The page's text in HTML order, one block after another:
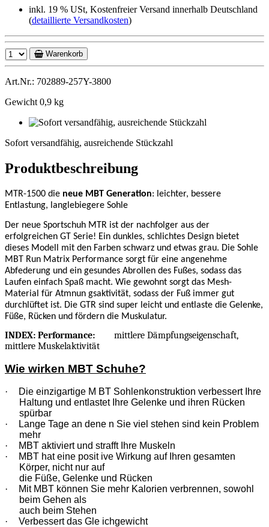
inkl. 19 % USt, Kostenfreier Versand innerhalb Deutschland
(detaillierte Versandkosten)
Warenkorb
Art.Nr.: 702889-257Y-3800
Gewicht 0,9 kg
Sofort versandfähig, ausreichende Stückzahl
Produktbeschreibung
MTR-1500 die neue MBT Generation: leichter, bessere
Entlastung, langlebiegere Sohle
Der neue Sportschuh MTR ist der nachfolger aus der
erfolgreichen GT Serie! Ein dunkles, schlichtes Design bietet
dieses Modell mit den Farben schwarz und etwas grau. Die Sohle
MBT Run Matrix Performance sorgt für eine angenehme
Abfederung und ein gesundes Abrollen des Fußes, sodass das
Laufen einfach Spaß macht. Wie gewohnt sorgt das Mesh-
Material für Atmnun gsaktivität, sodass der Fuß immer gut
durchlüftet ist. Die GTR sind super leicht und entlaste die Gelenke,
Füße, Rücken und fördern die Muskulatur.
INDEX: Performance:
mittlere Dämpfungseigenschaft,
mittlere Muskelaktivität
Wie wirken MBT Schuhe?
·
Die einzigartige M BT Sohlenkonstruktion verbessert Ihre
Haltung und entlastet Ihre Gelenke und ihren Rücken
spürbar
·
Lange Tage an dene n Sie viel stehen sind kein Problem
mehr
·
MBT aktiviert und strafft Ihre Muskeln
·
MBT hat eine posit ive Wirkung auf Ihren gesamten
Körper, nicht nur auf
die Füße, Gelenke und Rücken
·
Mit MBT können Sie mehr Kalorien verbrennen, sowohl
beim Gehen als
auch beim Stehen
·
Verbessert das Gle ichgewicht